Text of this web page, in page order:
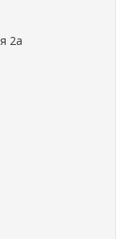
2а